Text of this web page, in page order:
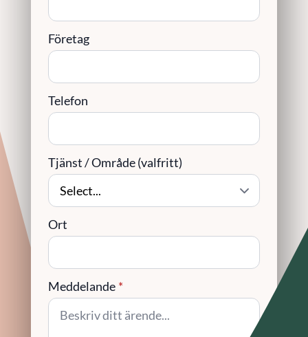
Företag
Telefon
Tjänst / Område (valfritt)
Ort
Meddelande *